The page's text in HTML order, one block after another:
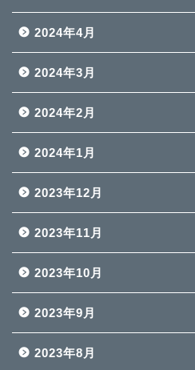
2024年4月
2024年3月
2024年2月
2024年1月
2023年12月
2023年11月
2023年10月
2023年9月
2023年8月